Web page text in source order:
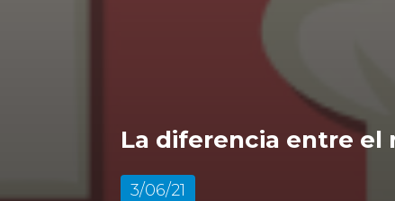
La diferencia entre el
3/06/21